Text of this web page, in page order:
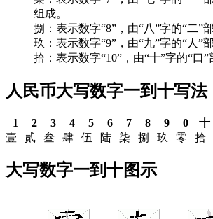
组成。
捌：表示数字“8”，由“八”字的“二”
玖：表示数字“9”，由“九”字的“人”
拾：表示数字“10”，由“十”字的“口”
人民币大写数字一到十写法
1 2 3 4 5 6 7 8 9 0 十
壹
贰 叁 肆 伍 陆 柒 捌 玖 零 拾
大写数字一到十图示